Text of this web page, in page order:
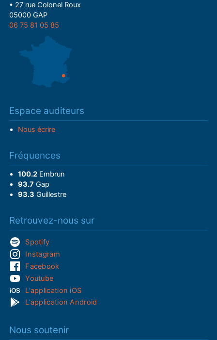
• 27 rue Colonel Roux
05000 GAP
06 75 81 05 85
Espace auditeurs
Nous écrire
Fréquences
100.2Embrun
93.7 Gap
93.3 Guillestre
Retrouvez-nous sur
Spotify
Instagram
Facebook
Youtube
L'application iOS
L'application Android
Nous soutenir